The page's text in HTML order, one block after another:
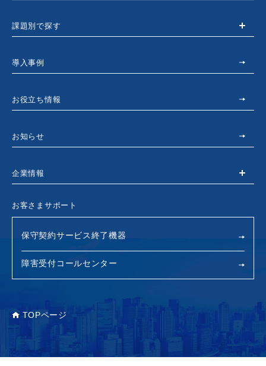
課題別で探す
導入事例
お役立ち情報
お知らせ
企業情報
お客さまサポート
保守契約サービス終了機器
障害受付コールセンター
TOPページ